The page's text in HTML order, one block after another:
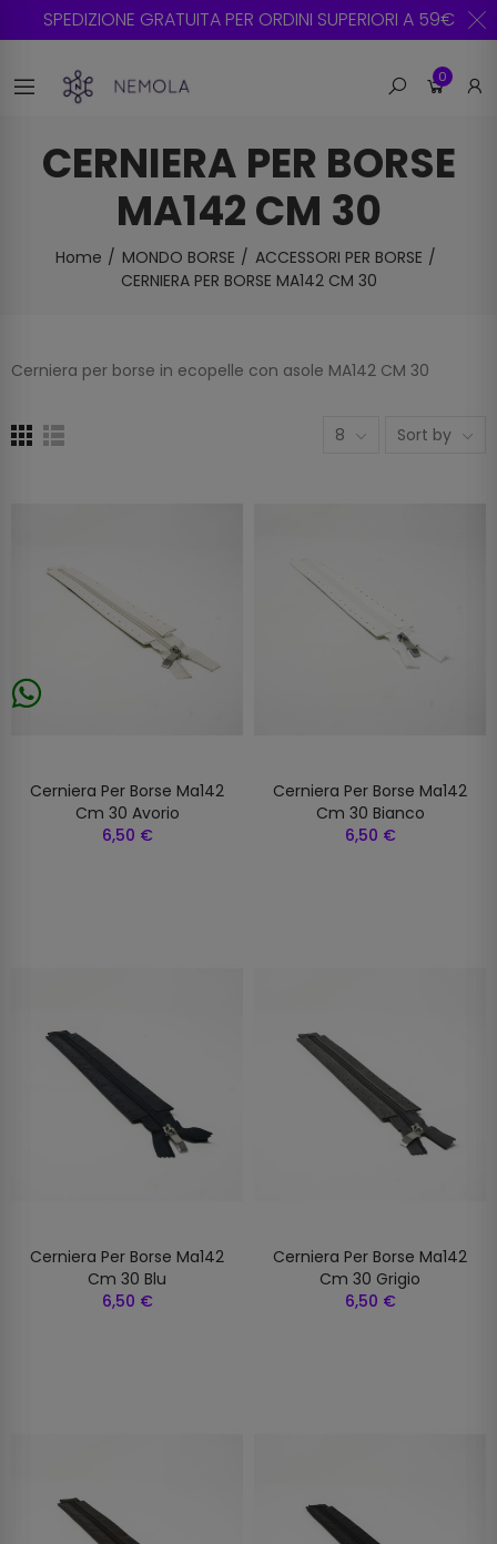
SPEDIZIONE GRATUITA PER ORDINI SUPERIORI A 59€
0
CERNIERA PER BORSE
MA142 CM 30
Home MONDO BORSE
ACCESSORI PER BORSE
CERNIERA PER BORSE MA142 CM 30
Cerniera per borse in ecopelle con asole MA142 CM 30
8 Sort by
Cerniera Per Borse Ma142
Cm 30 Avorio
6,50 €
Cerniera Per Borse Ma142
Cm 30 Bianco
6,50 €
Cerniera Per Borse Ma142
Cm 30 Blu
6,50 €
Cerniera Per Borse Ma142
Cm 30 Grigio
6,50 €